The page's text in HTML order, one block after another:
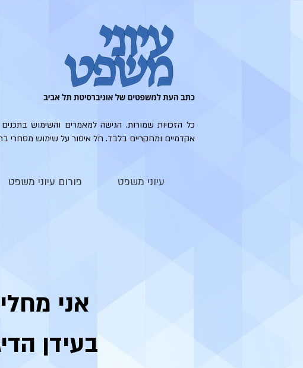
כל הזכויות שמורות. הגישה למאמרים והשימוש
אקדמיים ומחקריים בלבד. חל איסור על שימוש מסחרי
עיוני משפט פורום עיוני משפט
בעידן